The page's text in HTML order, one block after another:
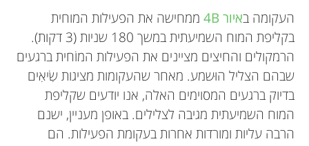
העקומה באיור 4B
ממחישה את הפעילות המוחית
בקליפת המוח השמיעתית במשך 180 שניות (3 דקות).
הרמקולים והחיצים מציינים את הפעילות המוֹחית ברגעים
שבהם הצליל הוּשמע. מאחר שהעקומות מציגות שִׂיאִים
בדיוק ברגעים המסוימים האלה, אנו יודעים שקליפת
המוח השמיעתית מגיבה לצלילים. באופן מעניין, ישנם
הרבה עליות ומורדות אחרות בעקומת הפעילות. הם